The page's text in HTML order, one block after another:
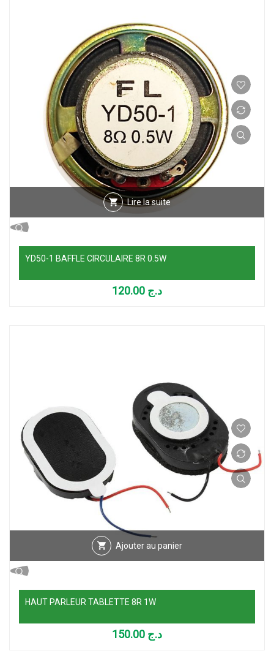
Lire la suite
YD50-1 BAFFLE CIRCULAIRE 8R 0.5W
د.ج
Ajouter au panier
HAUT PARLEUR TABLETTE 8R 1W
د.ج